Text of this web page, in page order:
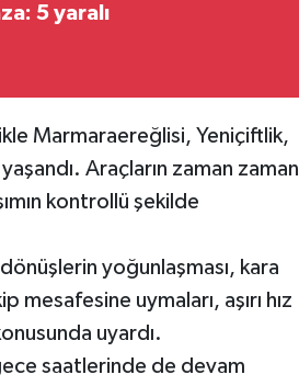
5 yaralı
Marmaraereğlisi, Yeniçiftlik,
Araçların zaman zaman
kontrollü şekilde
yoğunlaşması, kara
uymaları, aşırı hız
uyardı.
saatlerinde de devam